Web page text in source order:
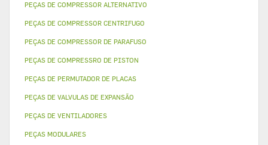
PEÇAS DE COMPRESSOR ALTERNATIVO
PEÇAS DE COMPRESSOR CENTRIFUGO
PEÇAS DE COMPRESSOR DE PARAFUSO
PEÇAS DE COMPRESSRO DE PISTON
PEÇAS DE PERMUTADOR DE PLACAS
PEÇAS DE VALVULAS DE EXPANSÃO
PEÇAS DE VENTILADORES
PEÇAS MODULARES